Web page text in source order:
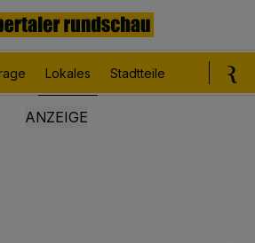
Lokales Stadtteile